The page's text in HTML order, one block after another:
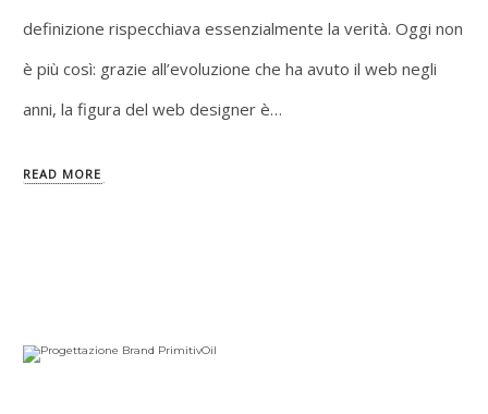
definizione rispecchiava essenzialmente la verità. Oggi non
è più così: grazie all’evoluzione che ha avuto il web negli
anni, la figura del web designer è…
READ MORE